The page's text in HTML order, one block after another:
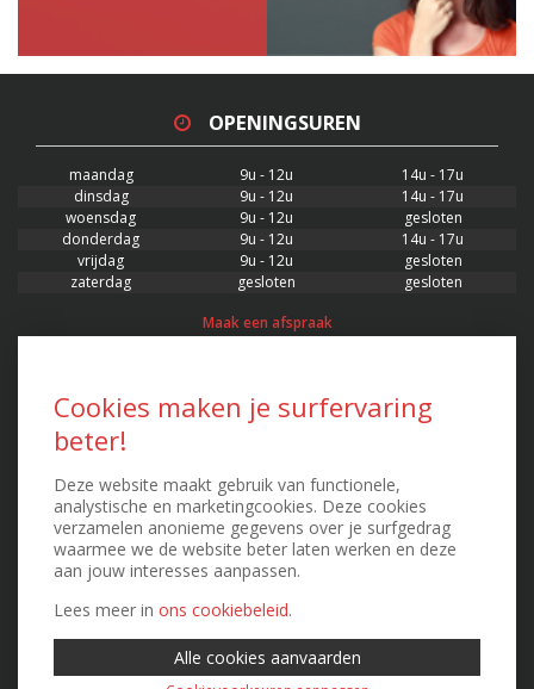
OPENINGSUREN
maandag 9u - 12u
14u - 17u
dinsdag
9u - 12u
14u - 17u
woensdag
9u - 12u
gesloten
donderdag
9u - 12u
14u - 17u
vrijdag
9u - 12u
gesloten
zaterdag
gesloten gesloten
Maak een afspraak
Stationsplein 22/0001, 3400 Landen
FSMA 63551 - RPR 0871.548.364
T. 011 88 88 00 - F. 011 88 88 08
kenny@assurlan.be
peter@assurlan.be
Contacteer ons
EXTRA INFO
Cookies maken je surfervaring
beter!
Deze website maakt gebruik van functionele,
analystische en marketingcookies. Deze cookies
verzamelen anonieme gegevens over je surfgedrag
waarmee we de website beter laten werken en deze
aan jouw interesses aanpassen.
Lees meer in ons cookiebeleid.
Alle cookies aanvaarden